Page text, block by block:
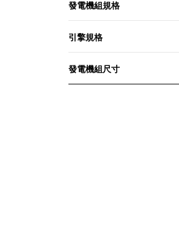
發電機組規格
引擎規格
發電機組尺寸